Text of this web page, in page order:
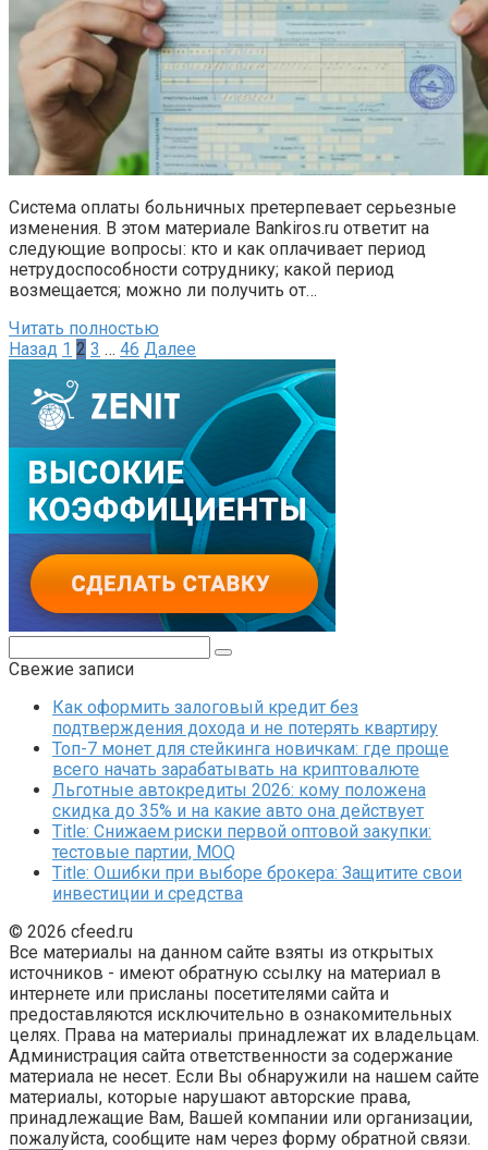
Система оплаты больничных претерпевает серьезные
изменения. В этом материале Bankiros.ru ответит на
следующие вопросы: кто и как оплачивает период
нетрудоспособности сотруднику; какой период
возмещается; можно ли получить от…
Читать полностью
Пагинация
Назад 1 2 3 … 46 Далее
Свежие записи
Как оформить залоговый кредит без
подтверждения дохода и не потерять квартиру
Топ-7 монет для стейкинга новичкам: где проще
всего начать зарабатывать на криптовалюте
Льготные автокредиты 2026: кому положена
скидка до 35% и на какие авто она действует
Title: Снижаем риски первой оптовой закупки:
тестовые партии, MOQ
Title: Ошибки при выборе брокера: Защитите свои
инвестиции и средства
© 2026 cfeed.ru
Все материалы на данном сайте взяты из открытых
источников - имеют обратную ссылку на материал в
интернете или присланы посетителями сайта и
предоставляются исключительно в ознакомительных
целях. Права на материалы принадлежат их владельцам.
Администрация сайта ответственности за содержание
материала не несет. Если Вы обнаружили на нашем сайте
материалы, которые нарушают авторские права,
принадлежащие Вам, Вашей компании или организации,
пожалуйста, сообщите нам через форму обратной связи.